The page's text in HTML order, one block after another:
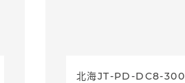
北海JT-PD-DC8-300